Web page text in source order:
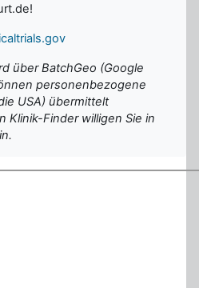
über BatchGeo (Google
personenbezogene
USA) übermittelt
Klinik-Finder willigen Sie in